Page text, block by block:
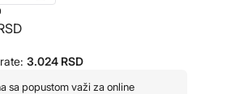
3.024 RSD
sa popustom važi za online